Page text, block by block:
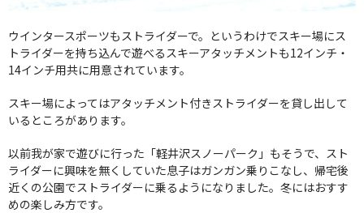
ウインタースポーツもストライダーで。というわけでスキー場にス
トライダーを持ち込んで遊べるスキーアタッチメントも12インチ・
14インチ用共に用意されています。
スキー場によってはアタッチメント付きストライダーを貸し出して
いるところがあります。
以前我が家で遊びに行った「軽井沢スノーパーク」もそうで、スト
ライダーに興味を無くしていた息子はガンガン乗りこなし、帰宅後
近くの公園でストライダーに乗るようになりました。冬にはおすす
めの楽しみ方です。